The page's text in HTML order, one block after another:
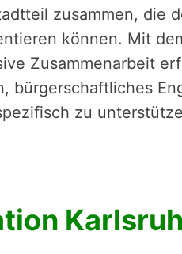
zusammen, die
können. Mit
Zusammenarbeit
bürgerschaftliches
zu